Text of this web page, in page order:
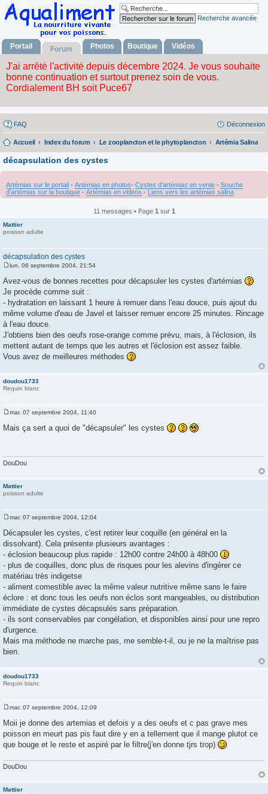
Recherche avancée
Portail Forum Photos Boutique Vidéos
FAQ Déconnexion
Accueil Index du forum Le zooplancton et le phytoplancton Artémia Salina
décapsulation des cystes
Artémias sur le portail - Artémias en photos- Cystes d'artémias en vente - Souche
d'artémias sur la boutique - Artémias en vidéos - Liens vers les artémias salina
11 messages • Page 1 sur 1
Mattier
poisson adulte
décapsulation des cystes
s
s
g
e
lun. 06 septembre 2004, 21:54
Avez-vous de bonnes recettes pour décapsuler les cystes d'artémias
Je procède comme suit :
- hydratation en laissant 1 heure à remuer dans l'eau douce, puis ajout du
même volume d'eau de Javel et laisser remuer encore 25 minutes. Rincage
à l'eau douce.
J'obtiens bien des oeufs rose-orange comme prévu, mais, à l'éclosion, ils
mettent autant de temps que les autres et l'éclosion est assez faible.
Vous avez de meilleures méthodes
doudou1733
Requin blanc
s
e
mar. 07 septembre 2004, 11:40
Mais ça sert a quoi de "décapsuler" les cystes
DouDou
Mattier
poisson adulte
e
s
s
a
g
e
mar. 07 septembre 2004, 12:04
Décapsuler les cystes, c'est retirer leur coquille (en général en la
dissolvant). Cela présente plusieurs avantages :
- éclosion beaucoup plus rapide : 12h00 contre 24h00 à 48h00
- plus de coquilles, donc plus de risques pour les alevins d'ingérer ce
matériau très indigetse
- aliment comestible avec la même valeur nutritive même sans le faire
éclore : et donc tous les oeufs non éclos sont mangeables, ou distribution
immédiate de cystes décapsulés sans préparation.
- ils sont conservables par congélation, et disponibles ainsi pour une repro
d'urgence.
Mais ma méthode ne marche pas, me semble-t-il, ou je ne la maîtrise pas
bien.
doudou1733
Requin blanc
s
s
g
mar. 07 septembre 2004, 12:09
Moii je donne des artemias et defois y a des oeufs et c pas grave mes
poisson en meurt pas pis faut dire y en a tellement que il mange plutot ce
que bouge et le reste et aspiré par le filtre(j'en donne tjrs trop)
DouDou
Mattier